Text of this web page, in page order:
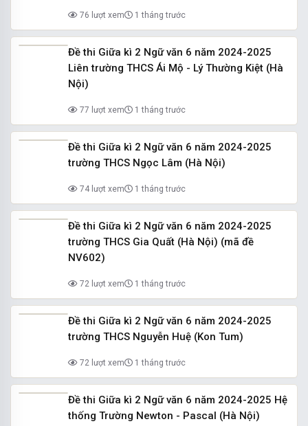
76 lượt xem 1 tháng trước
Đề thi Giữa kì 2 Ngữ văn 6 năm 2024-2025
Liên trường THCS Ái Mộ - Lý Thường Kiệt (Hà
Nội)
77 lượt xem 1 tháng trước
Đề thi Giữa kì 2 Ngữ văn 6 năm 2024-2025
trường THCS Ngọc Lâm (Hà Nội)
74 lượt xem 1 tháng trước
Đề thi Giữa kì 2 Ngữ văn 6 năm 2024-2025
trường THCS Gia Quất (Hà Nội) (mã đề
NV602)
72 lượt xem 1 tháng trước
Đề thi Giữa kì 2 Ngữ văn 6 năm 2024-2025
trường THCS Nguyễn Huệ (Kon Tum)
72 lượt xem 1 tháng trước
Đề thi Giữa kì 2 Ngữ văn 6 năm 2024-2025 Hệ
thống Trường Newton - Pascal (Hà Nội)